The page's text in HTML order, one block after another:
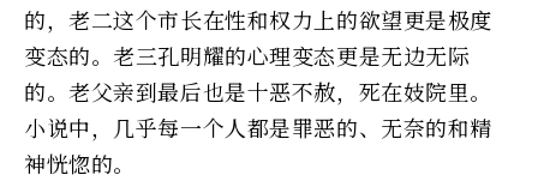
的，老二这个市长在性和权力上的欲望更是极度
变态的。老三孔明耀的心理变态更是无边无际
的。老父亲到最后也是十恶不赦，死在妓院里。
小说中，几乎每一个人都是罪恶的、无奈的和精
神恍惚的。